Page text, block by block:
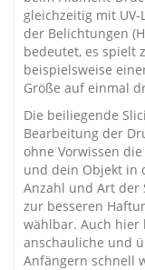
gleichzeitig mit
der Belichtungen
bedeutet, es spielt
beispielsweise
Größe auf einmal
Die beiliegende
Bearbeitung der
ohne Vorwissen
und dein Objekt in
Anzahl und Art der
zur besseren
wählbar. Auch
anschauliche und
Anfängern schnell